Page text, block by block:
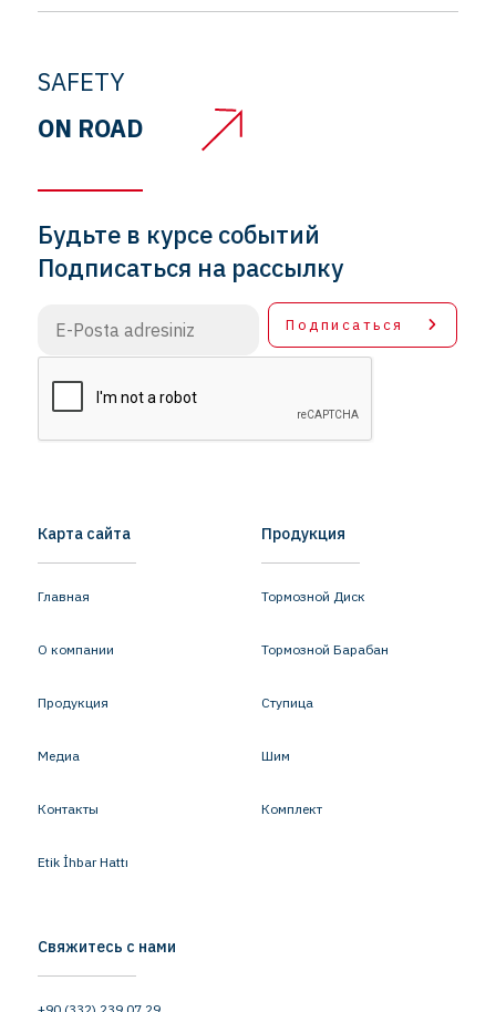
SAFETY
ON ROAD
Будьте в курсе событий
Подписаться на рассылку
Подписаться
Карта сайта
Главная
О компании
Продукция
Медиа
Контакты
Etik İhbar Hattı
Продукция
Тормозной Диск
Тормозной Барабан
Ступица
Шим
Комплект
Свяжитесь с нами